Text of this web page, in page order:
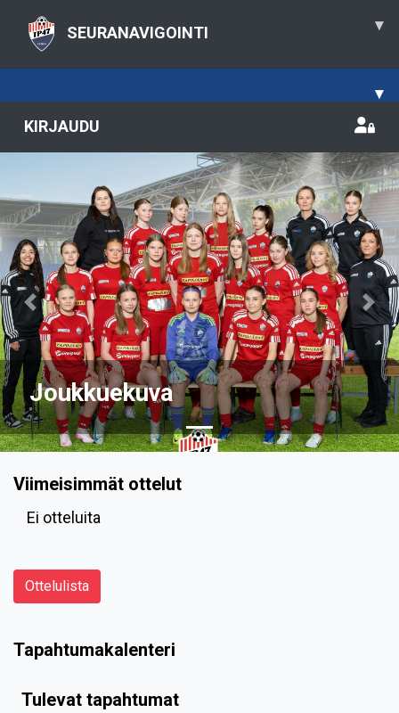
SEURANAVIGOINTI ▾
▾
KIRJAUDU
Joukkuekuva
Previous
Viimeisimmät ottelut
Ei otteluita
Ottelulista
Tapahtumakalenteri
Tulevat tapahtumat